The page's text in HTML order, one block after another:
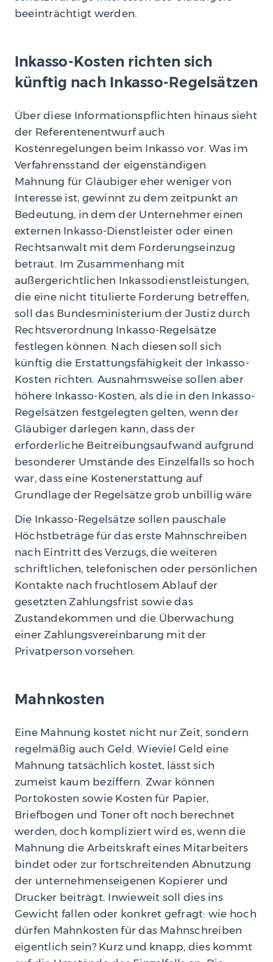
beeinträchtigt werden.
Inkasso-Kosten richten sich
künftig nach Inkasso-Regelsätzen
Über diese Informationspflichten hinaus sieht
der Referentenentwurf auch
Kostenregelungen beim Inkasso vor. Was im
Verfahrensstand der eigenständigen
Mahnung für Gläubiger eher weniger von
Interesse ist, gewinnt zu dem zeitpunkt an
Bedeutung, in dem der Unternehmer einen
externen Inkasso-Dienstleister oder einen
Rechtsanwalt mit dem Forderungseinzug
betraut. Im Zusammenhang mit
außergerichtlichen Inkassodienstleistungen,
die eine nicht titulierte Forderung betreffen,
soll das Bundesministerium der Justiz durch
Rechtsverordnung Inkasso-Regelsätze
festlegen können. Nach diesen soll sich
künftig die Erstattungsfähigkeit der Inkasso-
Kosten richten. Ausnahmsweise sollen aber
höhere Inkasso-Kosten, als die in den Inkasso-
Regelsätzen festgelegten gelten, wenn der
Gläubiger darlegen kann, dass der
erforderliche Beitreibungsaufwand aufgrund
besonderer Umstände des Einzelfalls so hoch
war, dass eine Kostenerstattung auf
Grundlage der Regelsätze grob unbillig wäre
Die Inkasso-Regelsätze sollen pauschale
Höchstbeträge für das erste Mahnschreiben
nach Eintritt des Verzugs, die weiteren
schriftlichen, telefonischen oder persönlichen
Kontakte nach fruchtlosem Ablauf der
gesetzten Zahlungsfrist sowie das
Zustandekommen und die Überwachung
einer Zahlungsvereinbarung mit der
Privatperson vorsehen.
Mahnkosten
Eine Mahnung kostet nicht nur Zeit, sondern
regelmäßig auch Geld. Wieviel Geld eine
Mahnung tatsächlich kostet, lässt sich
zumeist kaum beziffern. Zwar können
Portokosten sowie Kosten für Papier,
Briefbogen und Toner oft noch berechnet
werden, doch kompliziert wird es, wenn die
Mahnung die Arbeitskraft eines Mitarbeiters
bindet oder zur fortschreitenden Abnutzung
der unternehmenseigenen Kopierer und
Drucker beiträgt. Inwieweit soll dies ins
Gewicht fallen oder konkret gefragt: wie hoch
dürfen Mahnkosten für das Mahnschreiben
eigentlich sein? Kurz und knapp, dies kommt